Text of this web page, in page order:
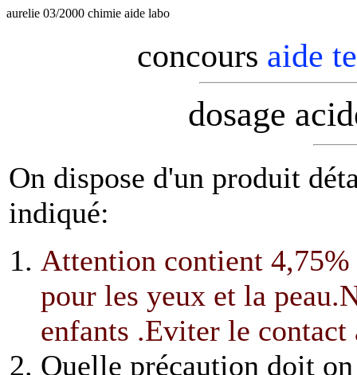
aurelie 03/2000 chimie aide labo
concours aide
dosage
On dispose d'un produit
indiqué:
Attention contient
pour les yeux et la
enfants .Eviter le contact
Quelle précaution doit